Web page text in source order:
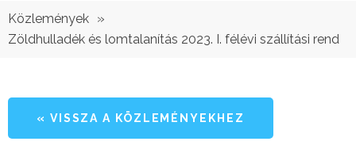
Közlemények »
Zöldhulladék és lomtalanítás 2023. I. félévi szállítási rend
« VISSZA A KÖZLEMÉNYEKHEZ